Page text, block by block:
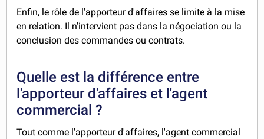
Enfin, le rôle de l'apporteur d'affaires se limite à la mise
en relation. Il n'intervient pas dans la négociation ou la
conclusion des commandes ou contrats.
Quelle est la différence entre
l'apporteur d'affaires et l'agent
commercial ?
Tout comme l'apporteur d'affaires, l'agent commercial